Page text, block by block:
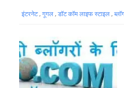
इंटरनेट,गूगल,डॉट कॉम लाइफ स्टाइल,